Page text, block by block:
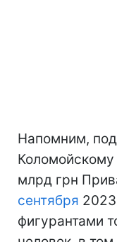
Напомним,
Коломойскому
млрд грн
сентября
фигурантами